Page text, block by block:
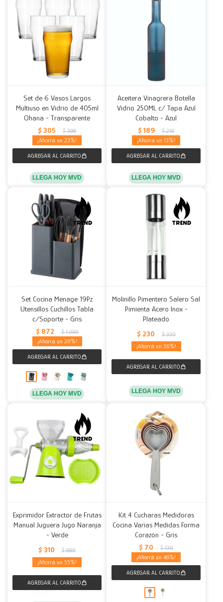
Set de 6 Vasos Largos
Multiuso en Vidrio de 405ml
Ohana - Transparente
$ 305 $ 399
23
LLEGA HOY MVD
Aceitera Vinagrera Botella
Vidrio 250ML c/ Tapa Azul
Cobalto - Azul
$ 189 $ 219
13
LLEGA HOY MVD
Set Cocina Menage 19Pz
Utensillos Cuchillos Tabla
c/Soporte - Gris
$ 872 $ 1.090
20
LLEGA HOY MVD
Molinillo Pimentero Salero Sal
Pimienta Acero Inox -
Plateado
$ 230 $ 330
30
LLEGA HOY MVD
Exprimidor Extractor de Frutas
Manual Juguera Jugo Naranja
- Verde
$ 310 $ 690
55
Kit 4 Cucharas Medidoras
Cocina Varias Medidas Forma
Corazón - Gris
$ 70 $ 130
46